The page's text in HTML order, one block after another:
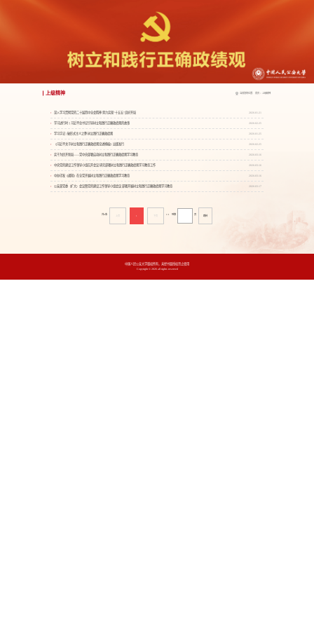
上级精神 当前您的位置： 首页 上级精神
深入学习贯彻党的二十届四中全会精神 努力实现“十五五”良好开局 2026-01-21
学习进行时丨习近平总书记引导树立和践行正确政绩观的故事 2026-02-25
学习手记 | 破形式主义之弊 树立践行正确政绩观 2026-01-25
《习近平关于树立和践行正确政绩观论述摘编》出版发行 2026-02-25
实干为民开新局——党中央部署启动树立和践行正确政绩观学习教育 2026-03-16
中央党的建设工作领导小组召开会议 研究部署树立和践行正确政绩观学习教育工作 2026-03-16
中办印发《通知》在全党开展树立和践行正确政绩观学习教育 2026-03-16
公安部党委（扩大）会议暨党的建设工作领导小组会议 部署开展树立和践行正确政绩观学习教育 2026-03-17
共8条 1 1/1 到第 页 跳转
中国人民公安大学版权所有，未经书面授权禁止使用
Copyright © 2026 all rights reserved